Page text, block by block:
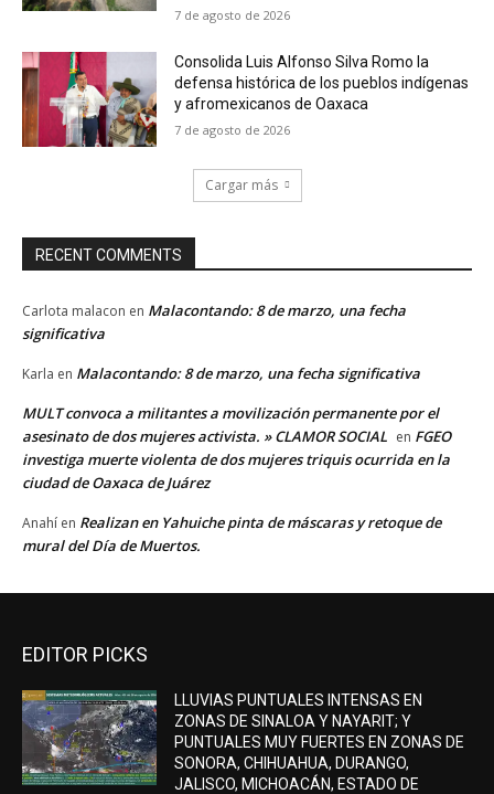
7 de agosto de 2026
Consolida Luis Alfonso Silva Romo la
defensa histórica de los pueblos indígenas
y afromexicanos de Oaxaca
7 de agosto de 2026
Cargar más
RECENT COMMENTS
Carlota malacon en Malacontando: 8 de marzo, una fecha
significativa
Karla en Malacontando: 8 de marzo, una fecha significativa
MULT convoca a militantes a movilización permanente por el
asesinato de dos mujeres activista. » CLAMOR SOCIAL en FGEO
investiga muerte violenta de dos mujeres triquis ocurrida en la
ciudad de Oaxaca de Juárez
Anahí en Realizan en Yahuiche pinta de máscaras y retoque de
mural del Día de Muertos.
EDITOR PICKS
LLUVIAS PUNTUALES INTENSAS EN
ZONAS DE SINALOA Y NAYARIT; Y
PUNTUALES MUY FUERTES EN ZONAS DE
SONORA, CHIHUAHUA, DURANGO,
JALISCO, MICHOACÁN, ESTADO DE